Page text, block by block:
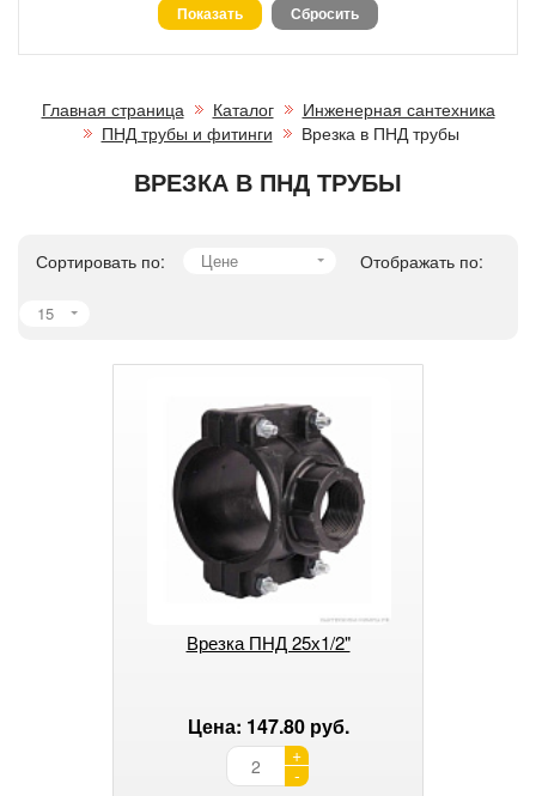
Главная страница Каталог
Инженерная сантехника
ПНД трубы и фитинги
Врезка в ПНД трубы
ВРЕЗКА В ПНД ТРУБЫ
Сортировать по: Цене Отображать по:
15
Врезка ПНД 25х1/2"
Цена: 147.80 руб.
+
-